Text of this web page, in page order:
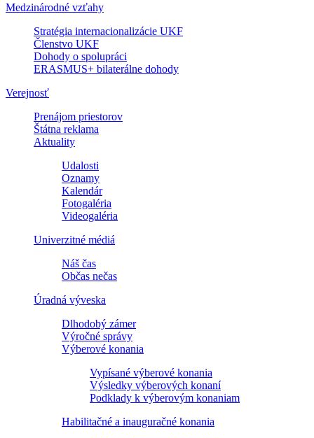
Medzinárodné vzťahy
Stratégia internacionalizácie UKF
Členstvo UKF
Dohody o spolupráci
ERASMUS+ bilaterálne dohody
Verejnosť
Prenájom priestorov
Štátna reklama
Aktuality
Udalosti
Oznamy
Kalendár
Fotogaléria
Videogaléria
Univerzitné médiá
Náš čas
Občas nečas
Úradná výveska
Dlhodobý zámer
Výročné správy
Výberové konania
Vypísané výberové konania
Výsledky výberových konaní
Podklady k výberovým konaniam
Habilitačné a inauguračné konania